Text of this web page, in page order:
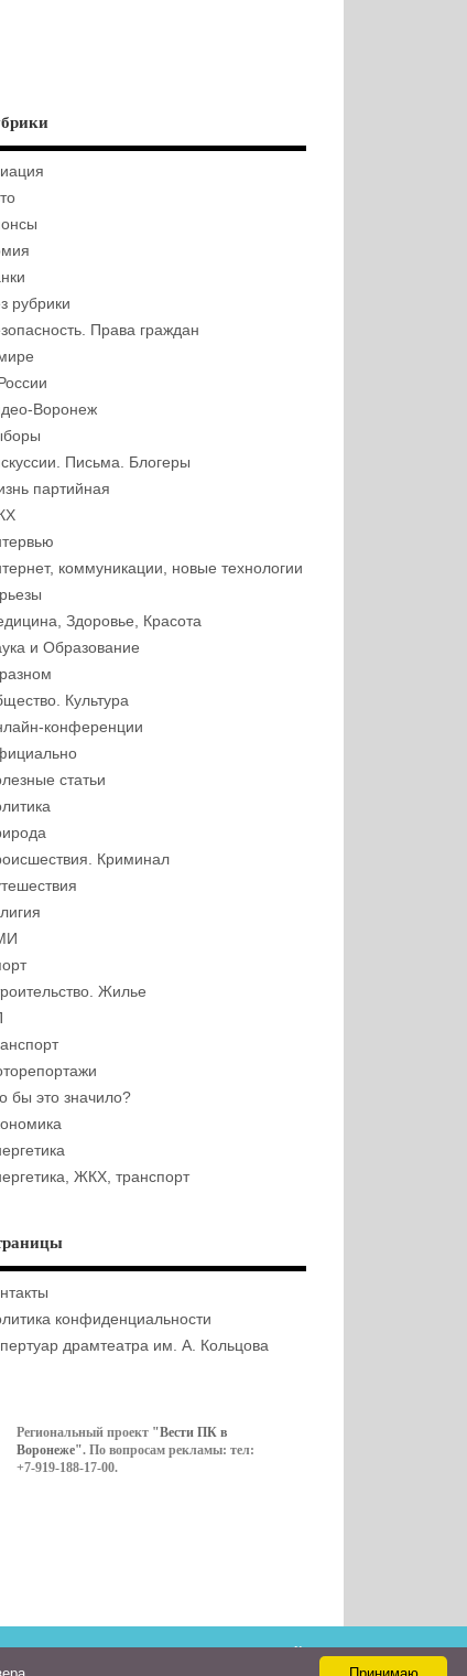
рубрики
Права граждан
Воронеж
Письма. Блогеры
партийная
коммуникации, новые технологии
Здоровье, Красота
и Образование
Культура
конференции
статьи
Криминал
Жилье
бы это значило?
ЖКХ, транспорт
конфиденциальности
драмтеатра им. А. Кольцова
Региональный проект "Вести ПК в
Воронеже". По вопросам рекламы: тел:
+7-919-188-17-00.
Контакты